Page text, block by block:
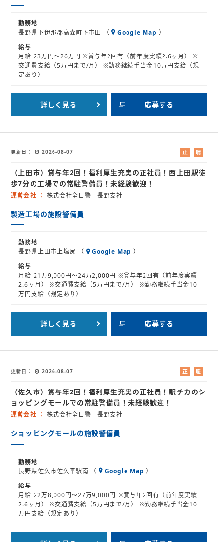
勤務地
長野県下伊那郡高森町下市田 （
Google Map ）
給与
月給 23万円～26万円 ※賞与年2回有（前年度実績2.6ヶ月） ※
交通費支給（5万円まで/月） ※勤務継続手当金10万円支給（規
定あり）
詳しく見る 応募する
更新日 2026-08-07
正
員
職
紹
（上田市）賞与年2回！福利厚生充実の正社員！西上田駅徒
歩7分の工場での常駐警備員！未経験歓迎！
運営会社 株式会社全日警 長野支社
製造工場の施設警備員
勤務地
長野県上田市上塩尻 （
Google Map ）
給与
月給 21万9,000円～24万2,000円 ※賞与年2回有（前年度実績
2.6ヶ月） ※交通費支給（5万円まで/月） ※勤務継続手当金10
万円支給（規定あり）
詳しく見る 応募する
更新日 2026-08-07
正
員
職
紹
（佐久市）賞与年2回！福利厚生充実の正社員！駅チカのシ
ョッピングモールでの常駐警備員！未経験歓迎！
運営会社 株式会社全日警 長野支社
ショッピングモールの施設警備員
勤務地
長野県佐久市佐久平駅南 （
Google Map ）
給与
月給 22万8,000円～27万9,000円 ※賞与年2回有（前年度実績
2.6ヶ月） ※交通費支給（5万円まで/月） ※勤務継続手当金10
万円支給（規定あり）